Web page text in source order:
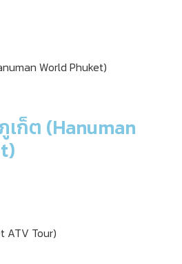
เก็ต (Hanuman